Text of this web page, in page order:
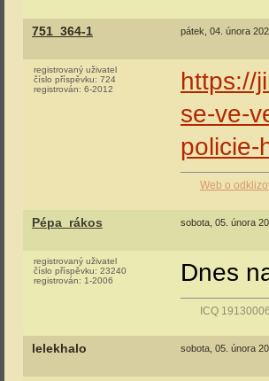
751_364-1 pátek, 04. února
registrovaný uživatel
číslo příspěvku: 724
registrován: 6-2012
https://
se-ve-
policie-
Web o
Pépa_rákos sobota, 05. února
registrovaný uživatel
číslo příspěvku: 23240
registrován: 1-2006 Dnes
ICQ
lelekhalo sobota, 05. února